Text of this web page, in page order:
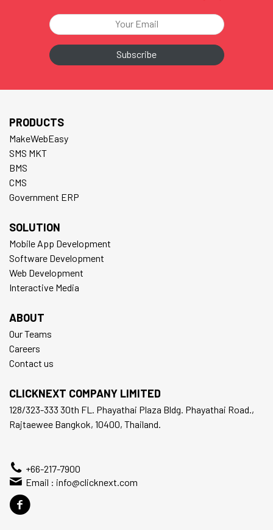
PRODUCTS
MakeWebEasy
SMS MKT
BMS
CMS
Government ERP
SOLUTION
Mobile App Development
Software Development
Web Development
Interactive Media
ABOUT
Our Teams
Careers
Contact us
CLICKNEXT COMPANY LIMITED
128/323-333 30th FL. Phayathai Plaza Bldg. Phayathai Road.,
Rajtaewee Bangkok, 10400, Thailand.
+66-217-7900
Email : info@clicknext.com